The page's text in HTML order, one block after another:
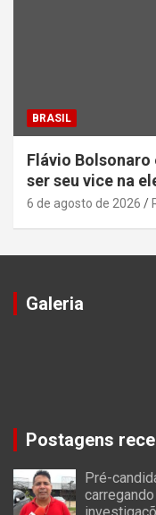
BRASIL
Flávio Bolsonaro
ser seu vice na
6 de agosto de 2026
Galeria
Postagens
Pré-